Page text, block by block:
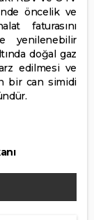
öncelik ve
faturasını
yenilenebilir
doğal gaz
edilmesi ve
bir can simidi